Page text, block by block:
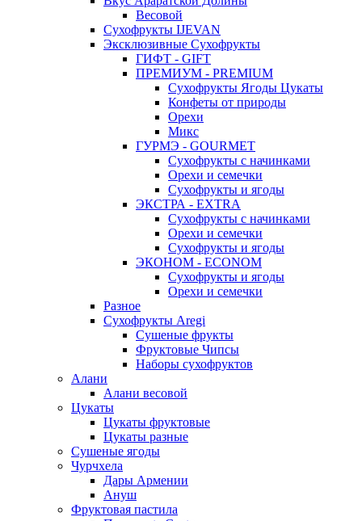
Весовой
Сухофрукты IJEVAN
Эксклюзивные Сухофрукты
ГИФТ - GIFT
ПРЕМИУМ - PREMIUM
Сухофрукты Ягоды Цукаты
Конфеты от природы
Орехи
Микс
ГУРМЭ - GOURMET
Сухофрукты с начинками
Орехи и семечки
Сухофрукты и ягоды
ЭКСТРА - EXTRA
Сухофрукты с начинками
Орехи и семечки
Сухофрукты и ягоды
ЭКОНОМ - ECONOM
Сухофрукты и ягоды
Орехи и семечки
Разное
Сухофрукты Aregi
Сушеные фрукты
Фруктовые Чипсы
Наборы сухофруктов
Алани
Алани весовой
Цукаты
Цукаты фруктовые
Цукаты разные
Сушеные ягоды
Чурчхела
Дары Армении
Ануш
Фруктовая пастила